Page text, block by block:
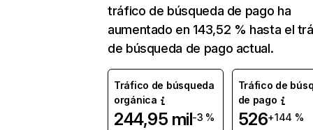
tráfico de búsqueda de pago ha
aumentado en 143,52 % hasta el
de búsqueda de pago actual.
Tráfico de búsqueda
orgánica
244,95 mil-3 %
Tráfico de
de pago
526+144 %